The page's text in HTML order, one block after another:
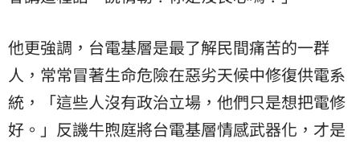
他更強調，台電基層是最了解民間痛苦的一群
人，常常冒著生命危險在惡劣天候中修復供電系
統，「這些人沒有政治立場，他們只是想把電修
好。」反譏牛煦庭將台電基層情感武器化，才是